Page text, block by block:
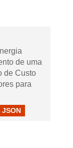
de uma
de Custo
para
JSON